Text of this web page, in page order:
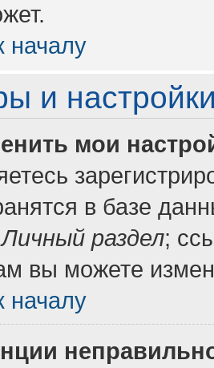
началу
и
мои
в базе
Личный раздел;
вы можете
началу